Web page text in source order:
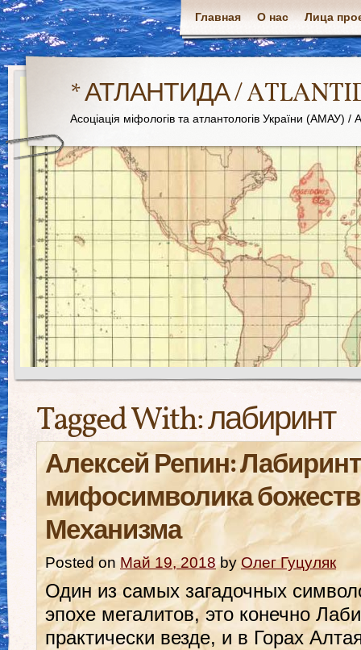
Главная О нас Лица
* АТЛАНТИДА /
Асоціація міфологів та атлантологів України
Tagged With:лабиринт
Алексей Репин:
мифосимволика
Механизма
Posted on Май 19, 2018 by Олег Гуцуляк
Один из самых загадочных
эпохе мегалитов, это конечно
практически везде, и в Горах